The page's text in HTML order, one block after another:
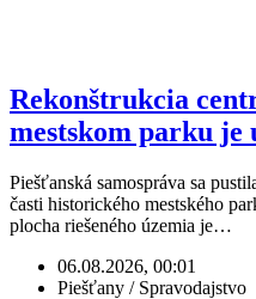
Rekonštrukcia
mestskom parku je
Piešťanská samospráva sa
časti historického mestského
plocha riešeného územia je…
06.08.2026, 00:01
Piešťany / Spravodajstvo